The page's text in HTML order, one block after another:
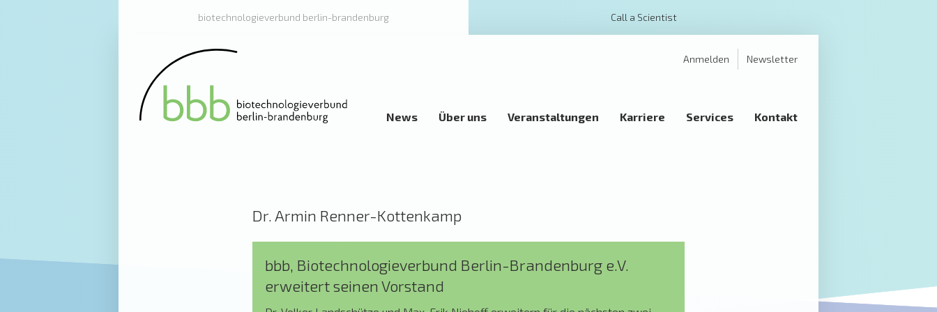
biotechnologieverbund berlin-brandenburg Call a Scientist
News Über uns Veranstaltungen Karriere Services Kontakt
Anmelden Newsletter
Dr. Armin Renner-Kottenkamp
bbb, Biotechnologieverbund Berlin-Brandenburg e.V.
erweitert seinen Vorstand